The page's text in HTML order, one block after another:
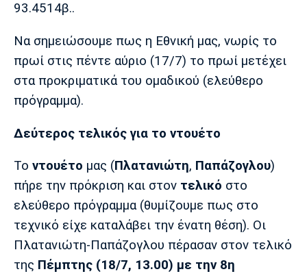
93.4514β..
Να σημειώσουμε πως η Εθνική μας, νωρίς το
πρωί στις πέντε αύριο (17/7) το πρωί μετέχει
στα προκριματικά του ομαδικού (ελεύθερο
πρόγραμμα).
Δεύτερος τελικός για το ντουέτο
Το ντουέτο μας (Πλατανιώτη, Παπάζογλου)
πήρε την πρόκριση και στον τελικό στο
ελεύθερο πρόγραμμα (θυμίζουμε πως στο
τεχνικό είχε καταλάβει την ένατη θέση). Οι
Πλατανιώτη-Παπάζογλου πέρασαν στον τελικό
της Πέμπτης (18/7, 13.00) με την 8η